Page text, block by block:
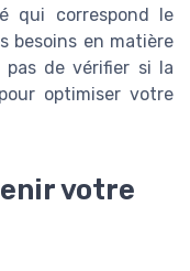
qui correspond le
besoins en matière
pas de vérifier si la
optimiser votre
votre